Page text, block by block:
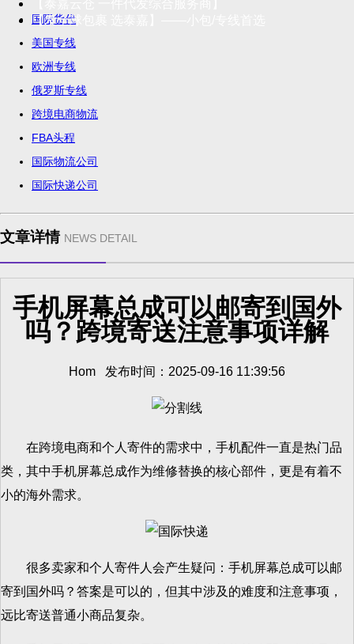
【发全球包裹 选泰嘉】——小包/专线首选
国际货代
美国专线
欧洲专线
俄罗斯专线
跨境电商物流
FBA头程
国际物流公司
国际快递公司
文章详情 NEWS DETAIL
手机屏幕总成可以邮寄到国外
吗？跨境寄送注意事项详解
Hom 发布时间：2025-09-16 11:39:56
在跨境电商和个人寄件的需求中，手机配件一直是热门品
类，其中手机屏幕总成作为维修替换的核心部件，更是有着不
小的海外需求。
很多卖家和个人寄件人会产生疑问：手机屏幕总成可以邮
寄到国外吗？答案是可以的，但其中涉及的难度和注意事项，
远比寄送普通小商品复杂。